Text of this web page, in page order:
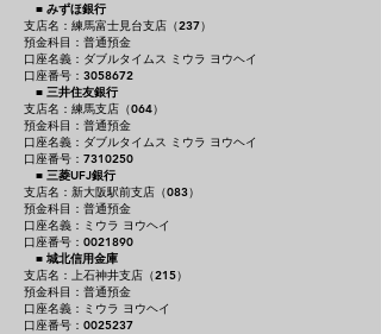
■ みずほ銀行
支店名：練馬富士見台支店（237）
預金科目：普通預金
口座名義：ダブルタイムス ミウラ ヨウヘイ
口座番号：3058672
■ 三井住友銀行
支店名：練馬支店（064）
預金科目：普通預金
口座名義：ダブルタイムス ミウラ ヨウヘイ
口座番号：7310250
■ 三菱UFJ銀行
支店名：新大阪駅前支店（083）
預金科目：普通預金
口座名義：ミウラ ヨウヘイ
口座番号：0021890
■ 城北信用金庫
支店名：上石神井支店（215）
預金科目：普通預金
口座名義：ミウラ ヨウヘイ
口座番号：0025237